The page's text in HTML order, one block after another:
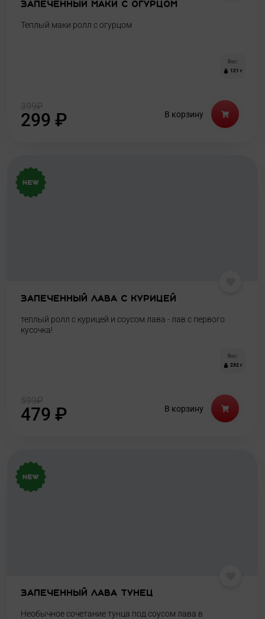
Запеченный маки с огурцом
Теплый маки ролл с огурцом
Вес:
121 г
299 ₽ В корзину
Запеченный лава с курицей
теплый ролл с курицей и соусом лава - лав с первого
кусочка!
Вес:
232 г
479 ₽ В корзину
Запеченный лава тунец
Необычное сочетание тунца под соусом лава в